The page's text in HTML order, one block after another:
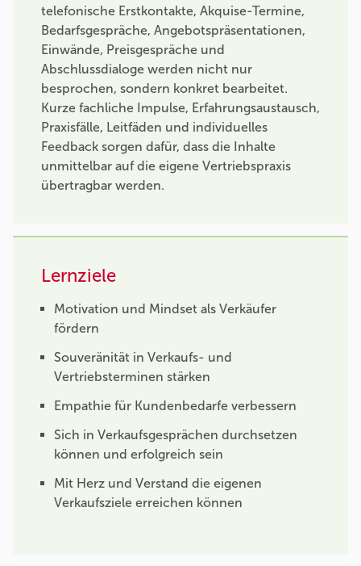
telefonische Erstkontakte, Akquise-Termine,
Bedarfsgespräche, Angebotspräsentationen,
Einwände, Preisgespräche und
Abschlussdialoge werden nicht nur
besprochen, sondern konkret bearbeitet.
Kurze fachliche Impulse, Erfahrungsaustausch,
Praxisfälle, Leitfäden und individuelles
Feedback sorgen dafür, dass die Inhalte
unmittelbar auf die eigene Vertriebspraxis
übertragbar werden.
Lernziele
Motivation und Mindset als Verkäufer
fördern
Souveränität in Verkaufs- und
Vertriebsterminen stärken
Empathie für Kundenbedarfe verbessern
Sich in Verkaufsgesprächen durchsetzen
können und erfolgreich sein
Mit Herz und Verstand die eigenen
Verkaufsziele erreichen können